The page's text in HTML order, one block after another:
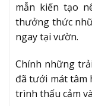
mẫn kiến tạo
thưởng thức
ngay tại vườn.
Chính những
đã tưới mát tâm
trình thấu cảm